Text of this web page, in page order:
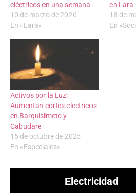
eléctricos en una semana
10 de marzo de 2026
En «Lara»
en Lara
18 de
En
Activos por la Luz:
Aumentan cortes electricos
en Barquisimeto y
Cabudare
15 de octubre de 2025
En «Especiales»
Electricidad